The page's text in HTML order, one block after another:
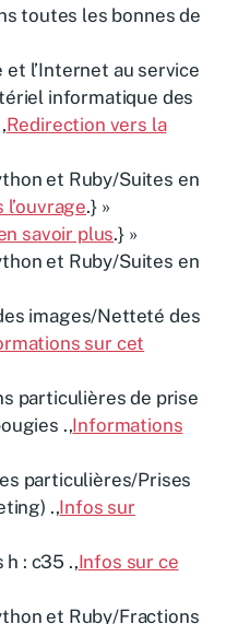
toutes les bonnes de
et l’Internet au service
informatique des
Redirection vers la
et Ruby/Suites en
.} »
savoir plus.} »
et Ruby/Suites en
images/Netteté des
sur cet
particulières de prise
.,Informations
particulières/Prises
.,Infos sur
h : c35 .,Infos sur ce
et Ruby/Fractions